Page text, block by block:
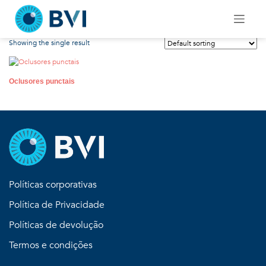
content
Consumíveis
Showing the single result
Oclusores punctais
Políticas corporativas
Política de Privacidade
Políticas de devolução
Termos e condições